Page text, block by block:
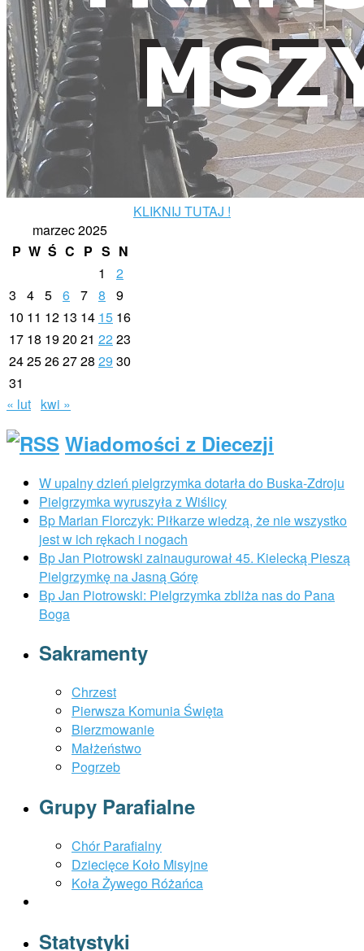
KLIKNIJ TUTAJ !
marzec 2025
P W Ś C P S N
1
2
3
4 5 6 7 8
9
10 11 12 13 14 15 16
17 18 1920 21 2223
2425262728 29 30
31
« lut kwi »
Wiadomości z Diecezji
W upalny dzień pielgrzymka dotarła do Buska-Zdroju
Pielgrzymka wyruszyła z Wiślicy
Bp Marian Florczyk: Piłkarze wiedzą, że nie wszystko
jest w ich rękach i nogach
Bp Jan Piotrowski zainaugurował 45. Kielecką Pieszą
Pielgrzymkę na Jasną Górę
Bp Jan Piotrowski: Pielgrzymka zbliża nas do Pana
Boga
Sakramenty
Chrzest
Pierwsza Komunia Święta
Bierzmowanie
Małżeństwo
Pogrzeb
Grupy Parafialne
Chór Parafialny
Dziecięce Koło Misyjne
Koła Żywego Różańca
Statystyki